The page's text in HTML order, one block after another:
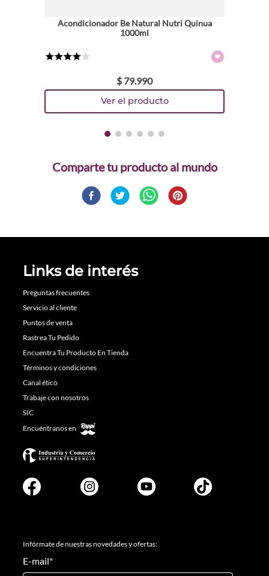
Acondicionador Be Natural Nutri Quinua
1000ml
$ 79.990
Comparte
Links de interés
Preguntas frecuentes
Servicio al cliente
Puntos de venta
Rastrea Tu Pedido
Encuentra Tu Producto En Tienda
Términos y condiciones
Canal ético
Trabaje con nosotros
SIC
Encuéntranos en
Infórmate de nuestras novedades y ofertas:
E-mail*